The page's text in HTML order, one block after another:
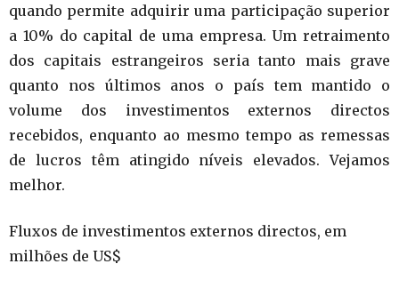
quando permite adquirir uma participação superior
a 10% do capital de uma empresa. Um retraimento
dos capitais estrangeiros seria tanto mais grave
quanto nos últimos anos o país tem mantido o
volume dos investimentos externos directos
recebidos, enquanto ao mesmo tempo as remessas
de lucros têm atingido níveis elevados. Vejamos
melhor.
Fluxos de investimentos externos directos, em
milhões de US$